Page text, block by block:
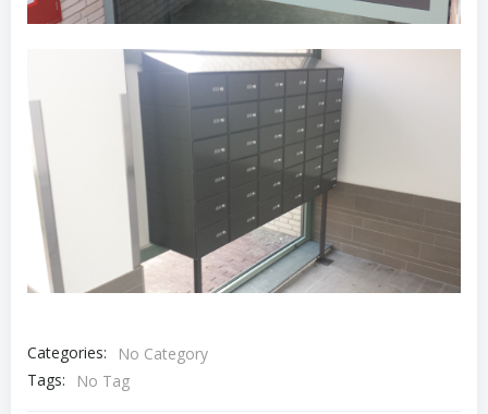
Categories:
No Category
Tags:
No Tag